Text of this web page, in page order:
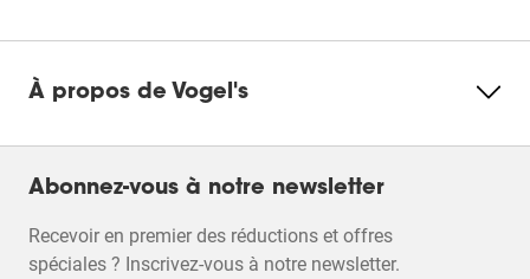
À propos de Vogel's
Abonnez-vous à notre newsletter
Recevoir en premier des réductions et offres
spéciales ? Inscrivez-vous à notre newsletter.